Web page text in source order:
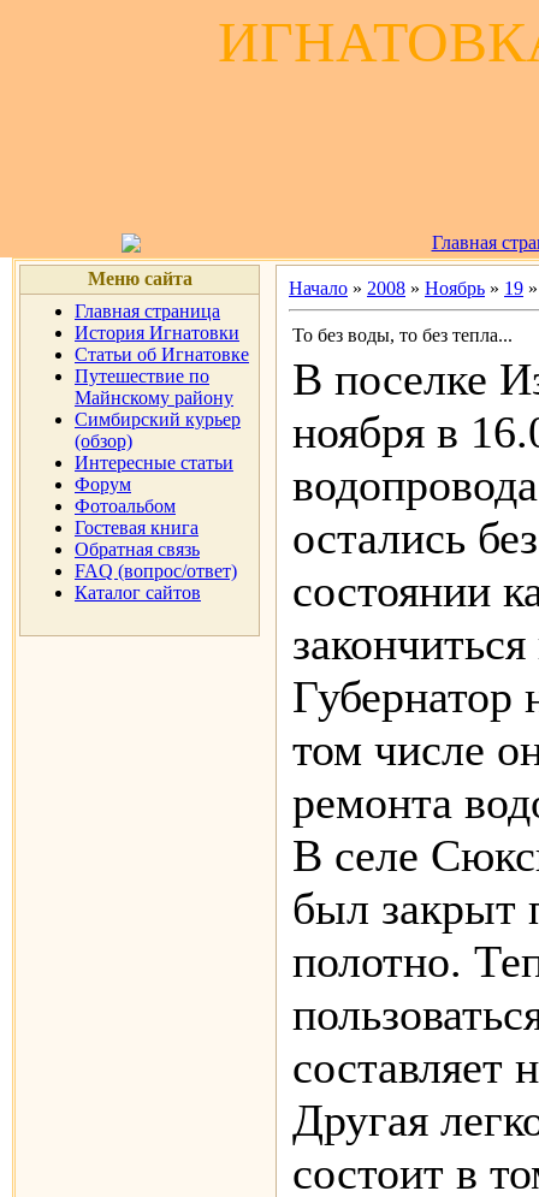
Главная
Меню сайта
Главная страница
История Игнатовки
Статьи об Игнатовке
Путешествие по
Майнскому району
Симбирский курьер
(обзор)
Интересные статьи
Форум
Фотоальбом
Гостевая книга
Обратная связь
FAQ (вопрос/ответ)
Каталог сайтов
Начало » 2008 » Ноябрь » 19
То без воды, то без тепла...
В поселке
ноября в
остались
состоянии
Губернатор
том числе
ремонта
В селе
был закрыт
полотно.
составляет
Другая
состоит в